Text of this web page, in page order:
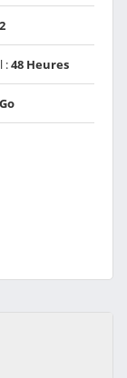
2
:48 Heures